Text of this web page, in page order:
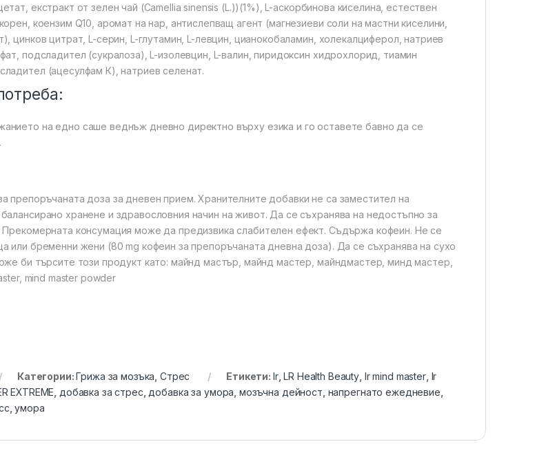
екстракт от зелен чай (Camellia sinensis (L.))(1%), L-аскорбинова киселина, естествен
коензим Q10, аромат на нар, антислепващ агент (магнезиеви соли на мастни киселини,
цинков цитрат, L-серин, L-глутамин, L-левцин, цианокобаламин, холекалциферол, натриев
подсладител (сукралоза), L-изолевцин, L-валин, пиридоксин хидрохлорид, тиамин
(ацесулфам К), натриев селенат.
на едно саше веднъж дневно директно върху езика и го оставете бавно да се
препоръчаната доза за дневен прием. Хранителните добавки не са заместител на
хранене и здравословния начин на живот. Да се съхранява на недостъпно за
консумация може да предизвика слабителен ефект. Съдържа кофеин. Не се
или бременни жени (80 mg кофеин за препоръчаната дневна доза). Да се съхранява на сухо
би търсите този продукт като: майнд мастър, майнд мастер, майндмастер, минд мастер,
mind master powder
Категории:Грижа за мозъка ,Стрес Етикети: lr,LR Health Beauty lr mind master, lr
EXTREME добавка за стрес добавка за умора мозъчна дейност напрегнато ежедневие
,умора